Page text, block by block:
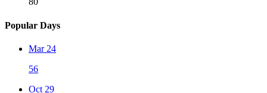
Popular Days
Mar 24
56
Oct 29